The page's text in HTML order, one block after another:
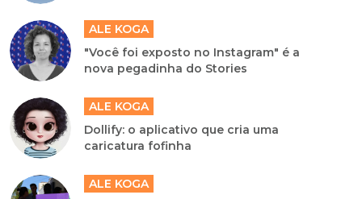
ALE KOGA
"Você foi exposto no Instagram" é a
nova pegadinha do Stories
ALE KOGA
Dollify: o aplicativo que cria uma
caricatura fofinha
ALE KOGA